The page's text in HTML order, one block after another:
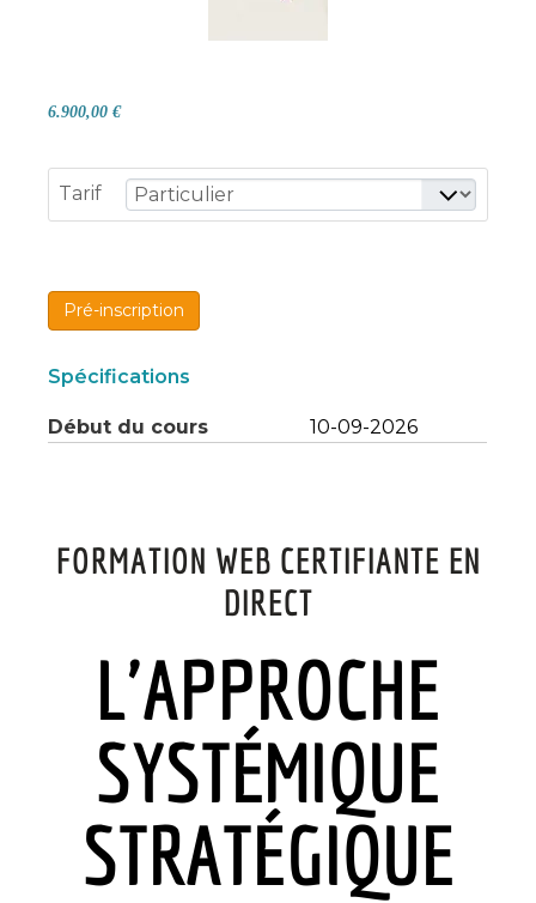
6.900,00 €
Tarif
Pré-inscription
Spécifications
Début du cours 10-09-2026
FORMATION WEB CERTIFIANTE EN
DIRECT
L'APPROCHE
SYSTÉMIQUE
STRATÉGIQUE